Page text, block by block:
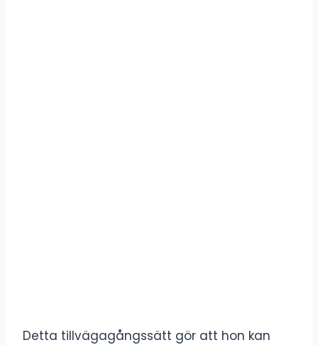
Detta tillvägagångssätt gör att hon kan